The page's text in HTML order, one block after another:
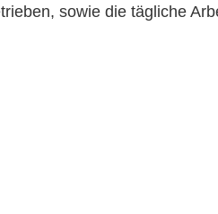
sowie die tägliche